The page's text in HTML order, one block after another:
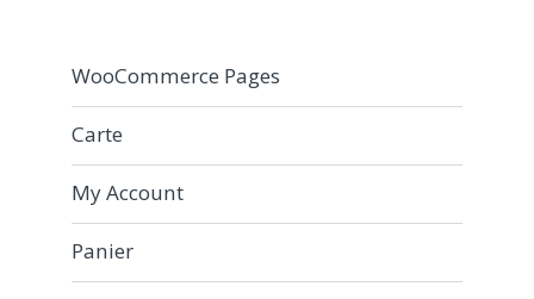
WooCommerce Pages
Carte
My Account
Panier